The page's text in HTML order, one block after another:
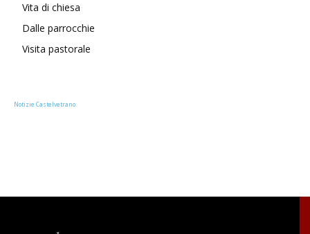
Vita di chiesa
Dalle parrocchie
Visita pastorale
Notizie Castelvetrano